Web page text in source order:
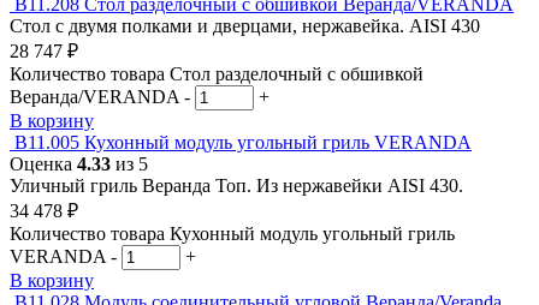
Стол с двумя полками и дверцами, нержавейка. AISI 430
28 747 ₽
Количество товара Стол разделочный с обшивкой
Веранда/VERANDA -
+
В корзину
В11.005 Кухонный модуль угольный гриль VERANDA
Оценка 4.33 из 5
Уличный гриль Веранда Топ. Из нержавейки AISI 430.
34 478 ₽
Количество товара Кухонный модуль угольный гриль
VERANDA -
+
В корзину